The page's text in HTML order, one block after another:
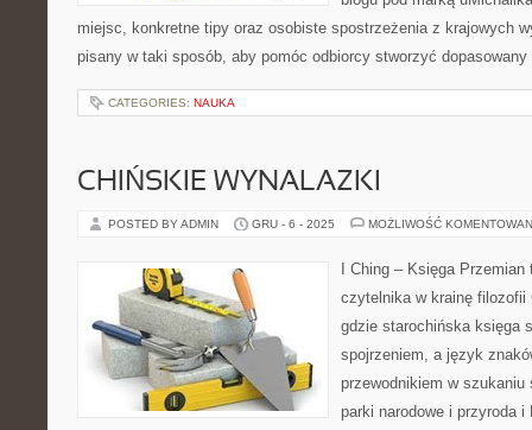
miejsc, konkretne tipy oraz osobiste spostrzeżenia z krajowych
pisany w taki sposób, aby pomóc odbiorcy stworzyć
CATEGORIES: NAUKA
CHIŃSKIE WYNALAZKI
POSTED BY ADMIN GRU - 6 - 2025 MOŻLIWOŚĆ
I Ching – Księga
czytelnika w krainę filozofii
gdzie starochińska księga
spojrzeniem, a język
przewodnikiem w
parki narodowe i przyroda i